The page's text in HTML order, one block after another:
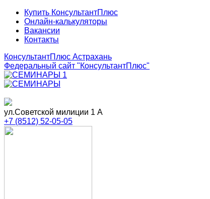
Купить КонсультантПлюс
Онлайн-калькуляторы
Вакансии
Контакты
КонсультантПлюс Астрахань
Федеральный сайт "КонсультантПлюс"
ул.Советской милиции 1 А
+7 (8512) 52-05-05